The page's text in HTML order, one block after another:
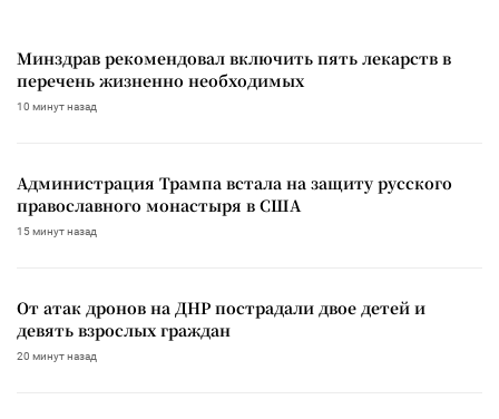
Минздрав рекомендовал включить пять лекарств в
перечень жизненно необходимых
10 минут назад
Администрация Трампа встала на защиту русского
православного монастыря в США
15 минут назад
От атак дронов на ДНР пострадали двое детей и
девять взрослых граждан
20 минут назад